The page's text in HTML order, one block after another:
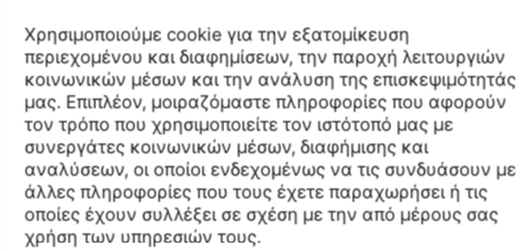
Description
The athletic theme continues with the DXN Trainer. Taking
cues from one of the most prolific athletes of the 80’s, the
DXN Trainer is named after New Zealander Rod Dixon, who
won the 1983 New York Marathon in epic fashion as a
member of the Saucony Racing team. With its iconic ties to
running heritage, this piece of Saucony history returns
with retro branding in new colorways and iconic trims.
Χρησιμοποιούμε cookie για την εξατομίκευση
περιεχομένου και διαφημίσεων, την παροχή λειτουργιών
κοινωνικών μέσων και την ανάλυση της επισκεψιμότητάς
μας. Επιπλέον, μοιραζόμαστε πληροφορίες που αφορούν
τον τρόπο που χρησιμοποιείτε τον ιστότοπό μας με
συνεργάτες κοινωνικών μέσων, διαφήμισης και
αναλύσεων, οι οποίοι ενδεχομένως να τις συνδυάσουν με
άλλες πληροφορίες που τους έχετε παραχωρήσει ή τις
οποίες έχουν συλλέξει σε σχέση με την από μέρους σας
χρήση των υπηρεσιών τους.